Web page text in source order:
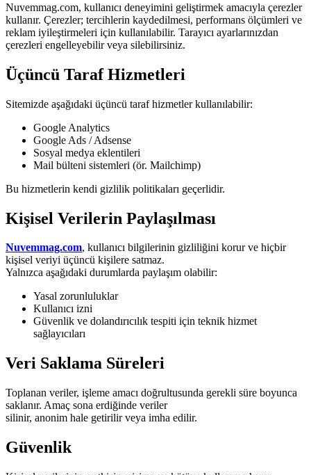
Nuvemmag.com, kullanıcı deneyimini geliştirmek amacıyla çerezler
kullanır. Çerezler; tercihlerin kaydedilmesi, performans ölçümleri ve
reklam iyileştirmeleri için kullanılabilir. Tarayıcı ayarlarınızdan
çerezleri engelleyebilir veya silebilirsiniz.
Üçüncü Taraf Hizmetleri
Sitemizde aşağıdaki üçüncü taraf hizmetler kullanılabilir:
Google Analytics
Google Ads / Adsense
Sosyal medya eklentileri
Mail bülteni sistemleri (ör. Mailchimp)
Bu hizmetlerin kendi gizlilik politikaları geçerlidir.
Kişisel Verilerin Paylaşılması
Nuvemmag.com, kullanıcı bilgilerinin gizliliğini korur ve hiçbir
kişisel veriyi üçüncü kişilere satmaz.
Yalnızca aşağıdaki durumlarda paylaşım olabilir:
Yasal zorunluluklar
Kullanıcı izni
Güvenlik ve dolandırıcılık tespiti için teknik hizmet
sağlayıcıları
Veri Saklama Süreleri
Toplanan veriler, işleme amacı doğrultusunda gerekli süre boyunca
saklanır. Amaç sona erdiğinde veriler
silinir, anonim hale getirilir veya imha edilir.
Güvenlik